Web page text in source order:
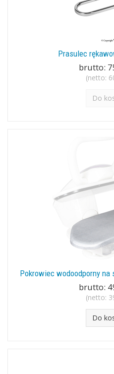
Prasulec
brutto:
(netto:
Do
Pokrowiec wodoodporny na
brutto:
(netto:
Do